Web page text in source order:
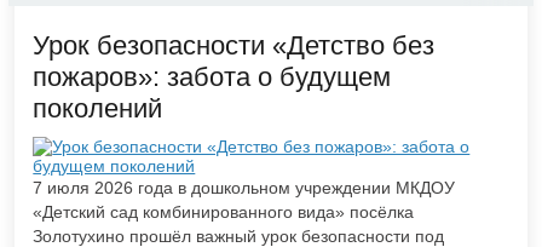
​Урок безопасности «Детство без
пожаров»: забота о будущем
поколений
7 июля 2026 года в дошкольном учреждении МКДОУ
«Детский сад комбинированного вида» посёлка
Золотухино прошёл важный урок безопасности под